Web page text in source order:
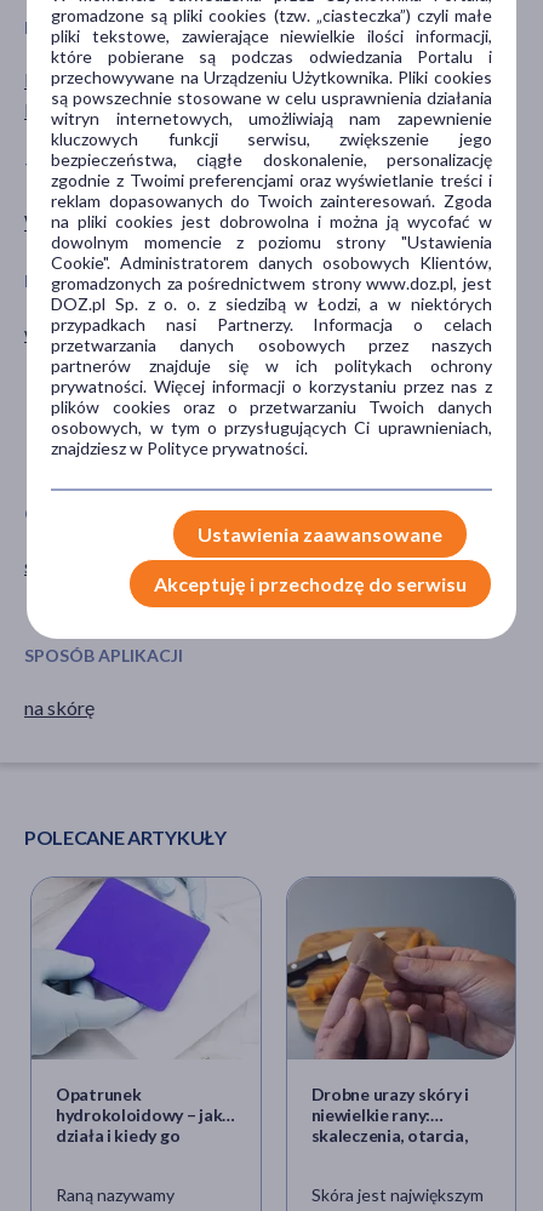
PŁEĆ
Mężczyzna
Kobieta
WIEK
dla dorosłych
TYP PRODUKTU
Wyrób medyczny
POSTAĆ
żel
DZIAŁANIE/WŁAŚCIWOŚCI
wspomagające
PROBLEM
oparzenie
otarcia
owrzodzenia
rana
zadrapania
CZĘŚĆ CIAŁA
skóra
PORA STOSOWANIA
na dzień
na noc
SPOSÓB APLIKACJI
na skórę
POLECANE ARTYKUŁY
Opatrunek
hydrokoloidowy – jak
działa i kiedy go
Raną nazywamy
Drobne urazy skóry i
niewielkie rany:
skaleczenia, otarcia,
Skóra jest największym
gromadzone są pliki cookies (tzw. „ciasteczka”) czyli małe
pliki tekstowe, zawierające niewielkie ilości informacji,
które pobierane są podczas odwiedzania Portalu i
przechowywane na Urządzeniu Użytkownika. Pliki cookies
są powszechnie stosowane w celu usprawnienia działania
witryn internetowych, umożliwiają nam zapewnienie
kluczowych funkcji serwisu, zwiększenie jego
bezpieczeństwa, ciągłe doskonalenie, personalizację
zgodnie z Twoimi preferencjami oraz wyświetlanie treści i
reklam dopasowanych do Twoich zainteresowań. Zgoda
na pliki cookies jest dobrowolna i można ją wycofać w
dowolnym momencie z poziomu strony "Ustawienia
Cookie". Administratorem danych osobowych Klientów,
gromadzonych za pośrednictwem strony www.doz.pl, jest
DOZ.pl Sp. z o. o. z siedzibą w Łodzi, a w niektórych
przypadkach nasi Partnerzy. Informacja o celach
przetwarzania danych osobowych przez naszych
partnerów znajduje się w ich politykach ochrony
prywatności. Więcej informacji o korzystaniu przez nas z
plików cookies oraz o przetwarzaniu Twoich danych
osobowych, w tym o przysługujących Ci uprawnieniach,
znajdziesz w Polityce prywatności.
Ustawienia zaawansowane
Akceptuję i przechodzę do serwisu